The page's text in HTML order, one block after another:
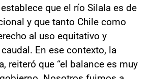
que el río Silala es de
y que tanto Chile como
al uso equitativo y
En ese contexto, la
reiteró que “el balance es muy